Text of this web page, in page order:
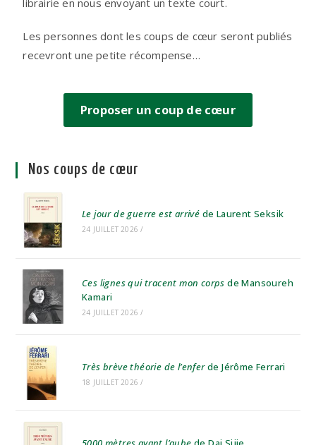
librairie en nous envoyant un texte court.
Les personnes dont les coups de cœur seront publiés
recevront une petite récompense…
Proposer un coup de cœur
Nos coups de cœur
Le jour de guerre est arrivé de Laurent Seksik
24 JUILLET 2026 /
Ces lignes qui tracent mon corps de Mansoureh
Kamari
24 JUILLET 2026 /
Très brève théorie de l’enferde Jérôme Ferrari
18 JUILLET 2026 /